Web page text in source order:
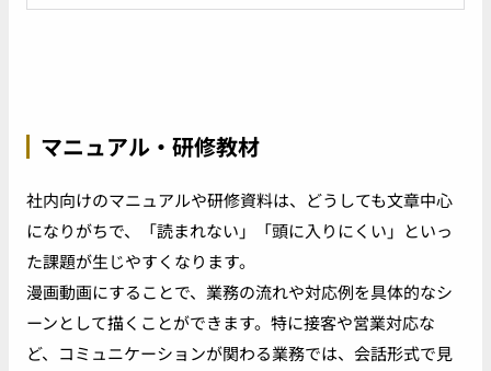
マニュアル・研修教材
社内向けのマニュアルや研修資料は、どうしても文章中心
になりがちで、「読まれない」「頭に入りにくい」といっ
た課題が生じやすくなります。
漫画動画にすることで、業務の流れや対応例を具体的なシ
ーンとして描くことができます。特に接客や営業対応な
ど、コミュニケーションが関わる業務では、会話形式で見